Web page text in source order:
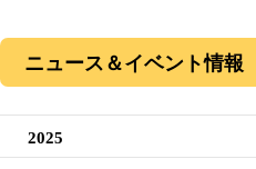
ニュース＆イベント情報
2025